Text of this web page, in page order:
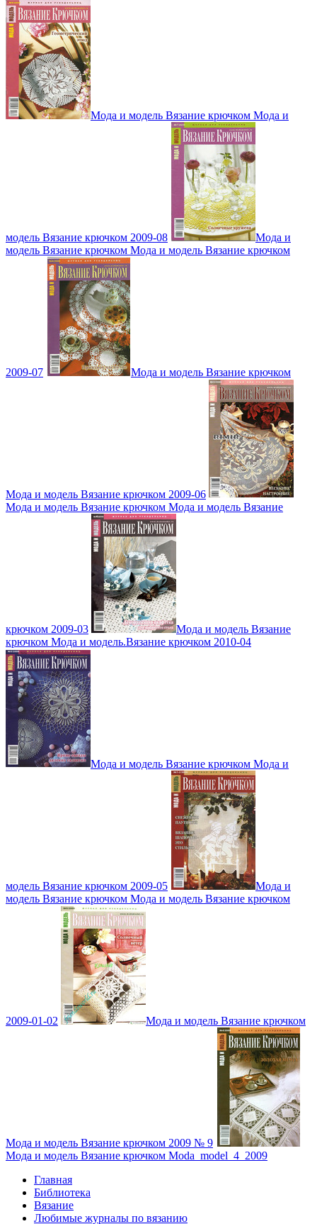
Мода и модель Вязание крючком Мода и
модель Вязание крючком 2009-08
Мода и
модель Вязание крючком Мода и модель Вязание крючком
2009-07 Мода и модель Вязание крючком
Мода и модель Вязание крючком 2009-06
Мода и модель Вязание крючком Мода и модель Вязание
крючком 2009-03
Мода и модель Вязание
крючком Мода и модель.Вязание крючком 2010-04
Мода и модель Вязание крючком Мода и
модель Вязание крючком 2009-05
Мода и
модель Вязание крючком Мода и модель Вязание крючком
2009-01-02 Мода и модель Вязание крючком
Мода и модель Вязание крючком 2009 № 9
Мода и модель Вязание крючком Moda_model_4_2009
Главная
Библиотека
Вязание
Любимые журналы по вязанию